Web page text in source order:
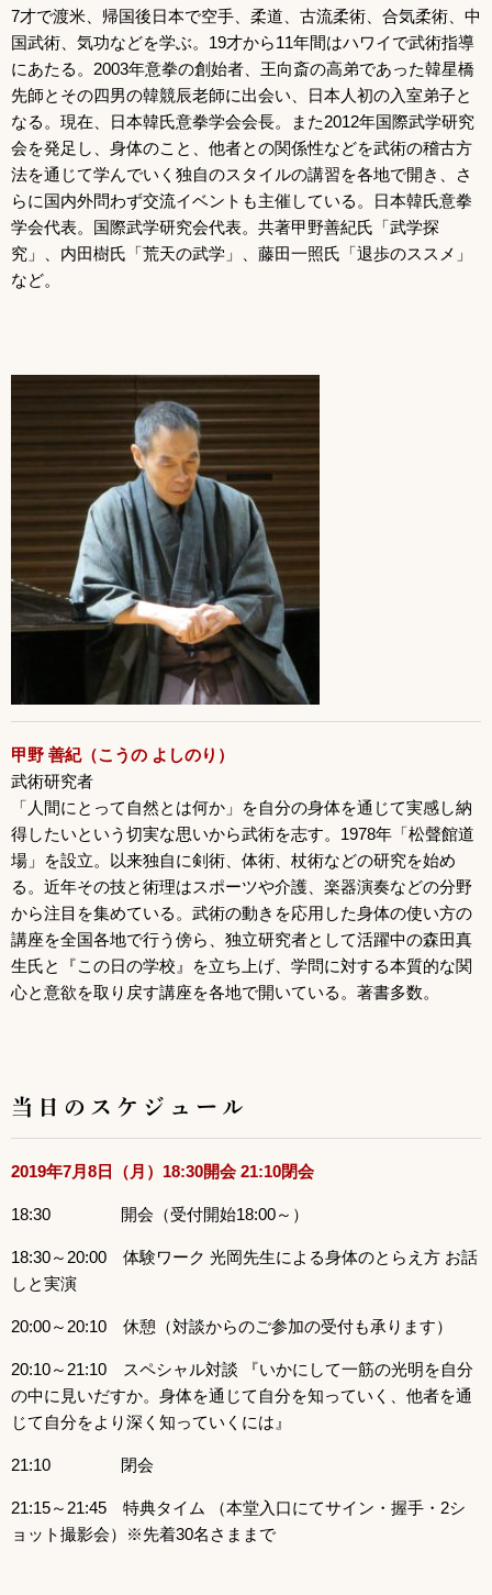
7才で渡米、帰国後日本で空手、柔道、古流柔術、合気柔術、中
国武術、気功などを学ぶ。19才から11年間はハワイで武術指導
にあたる。2003年意拳の創始者、王向斎の高弟であった韓星橋
先師とその四男の韓競辰老師に出会い、日本人初の入室弟子と
なる。現在、日本韓氏意拳学会会長。また2012年国際武学研究
会を発足し、身体のこと、他者との関係性などを武術の稽古方
法を通じて学んでいく独自のスタイルの講習を各地で開き、さ
らに国内外問わず交流イベントも主催している。日本韓氏意拳
学会代表。国際武学研究会代表。共著甲野善紀氏「武学探
究」、内田樹氏「荒天の武学」、藤田一照氏「退歩のススメ」
など。
甲野 善紀（こうの よしのり）
武術研究者
「人間にとって自然とは何か」を自分の身体を通じて実感し納
得したいという切実な思いから武術を志す。1978年「松聲館道
場」を設立。以来独自に剣術、体術、杖術などの研究を始め
る。近年その技と術理はスポーツや介護、楽器演奏などの分野
から注目を集めている。武術の動きを応用した身体の使い方の
講座を全国各地で行う傍ら、独立研究者として活躍中の森田真
生氏と『この日の学校』を立ち上げ、学問に対する本質的な関
心と意欲を取り戻す講座を各地で開いている。著書多数。
当日のスケジュール
2019年7月8日（月）18:30開会 21:10閉会
18:30 開会（受付開始18:00～）
18:30～20:00 体験ワーク 光岡先生による身体のとらえ方 お話
しと実演
20:00～20:10 休憩（対談からのご参加の受付も承ります）
20:10～21:10 スペシャル対談 『いかにして一筋の光明を自分
の中に見いだすか。身体を通じて自分を知っていく、他者を通
じて自分をより深く知っていくには』
21:10 閉会
21:15～21:45 特典タイム （本堂入口にてサイン・握手・2シ
ョット撮影会）※先着30名さままで